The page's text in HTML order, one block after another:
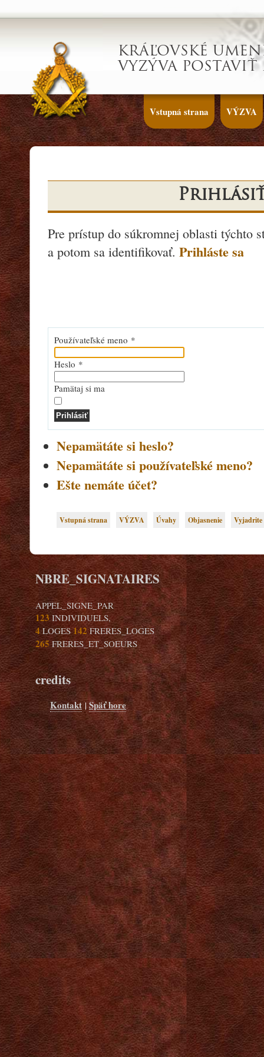
KRÁĽOVSKÉ
VYZÝVA POSTAVIŤ
Vstupná strana VÝZVA
Pre prístup do súkromnej oblasti týchto
a potom sa identifikovať. Prihláste sa
Používateľské meno *
Heslo *
Pamätaj si ma
Prihlásiť
Nepamätáte si heslo?
Nepamätáte si používateľské meno?
Ešte nemáte účet?
Vstupná strana VÝZVA Úvahy Objasnenie Vyjadrite
NBRE_SIGNATAIRES
APPEL_SIGNE_PAR
123INDIVIDUELS,
4LOGES142FRERES_LOGES
265FRERES_ET_SOEURS
credits
Kontakt | Späť hore